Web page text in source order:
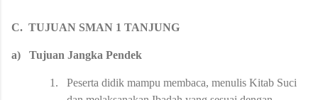
C. TUJUAN SMAN 1 TANJUNG
a) Tujuan Jangka Pendek
1.
Peserta didik mampu membaca, menulis Kitab Suci